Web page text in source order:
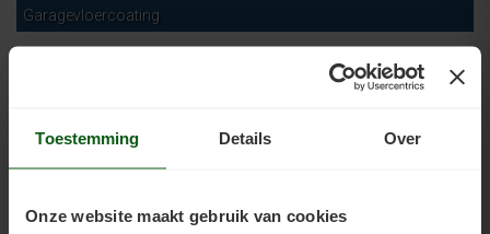
Toestemming Details Over
Onze website maakt gebruik van cookies
Garagevloercoating